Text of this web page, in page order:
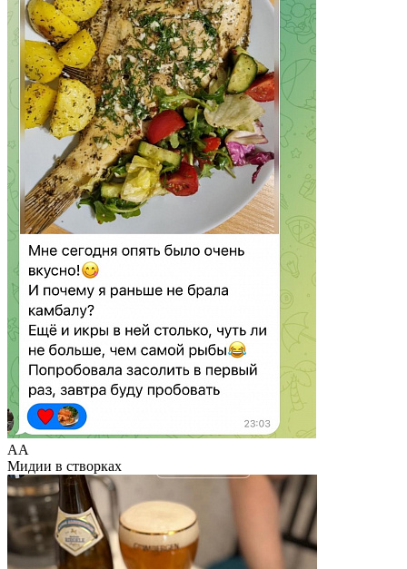
АА
Мидии в створках